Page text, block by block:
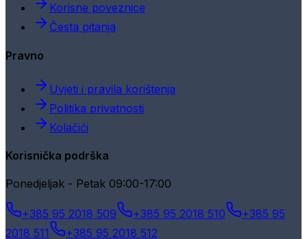
Korisne poveznice
Česta pitanja
Pravno
Uvjeti i pravila korištenja
Politika privatnosti
Kolačići
Korisnička podrška
Ponedjeljak - Petak 09:00-17:00
+385 95 2018 509 +385 95 2018 510
+385 95
2018 511
+385 95 2018 512